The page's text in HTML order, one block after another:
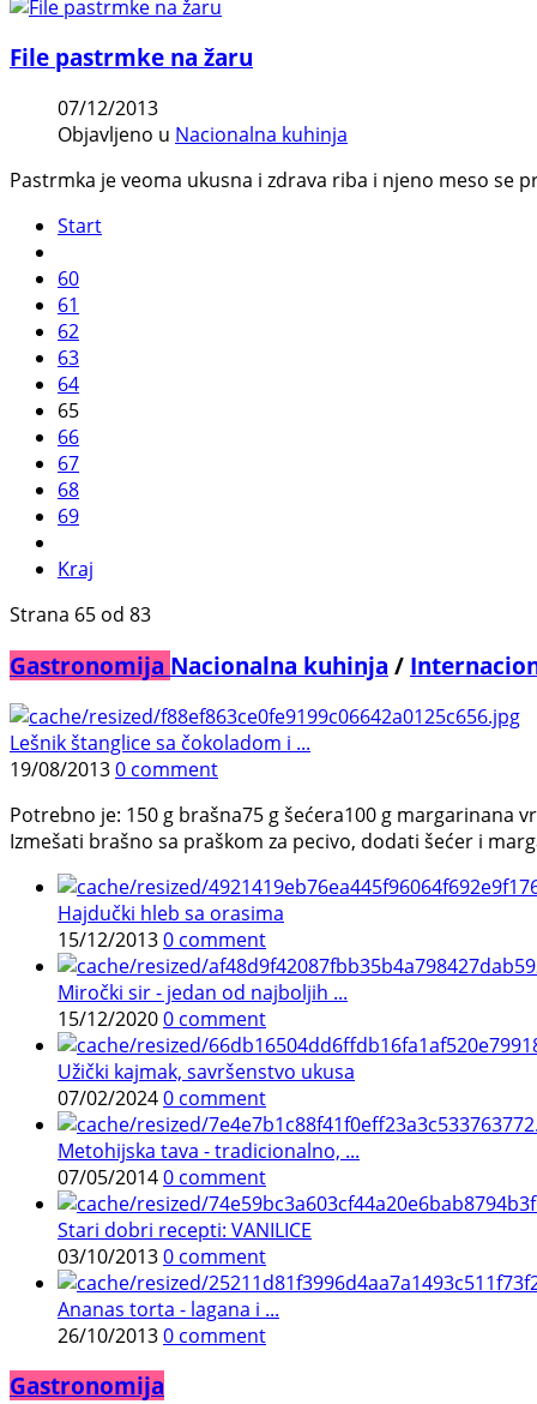
File pastrmke na žaru
07/12/2013
Objavljeno u Nacionalna kuhinja
Pastrmka je veoma ukusna i zdrava riba i njeno meso
Start
60
61
62
63
64
65
66
67
68
69
Kraj
Strana 65 od 83
Gastronomija Nacionalna kuhinja /
Lešnik štanglice sa čokoladom i ...
19/08/20130 comment
Potrebno je: 150 g brašna75 g šećera100 g margarinana
Izmešati brašno sa praškom za pecivo, dodati šećer i
Hajdučki hleb sa orasima
15/12/20130 comment
Miročki sir - jedan od najboljih ...
15/12/20200 comment
Užički kajmak, savršenstvo ukusa
07/02/20240 comment
Metohijska tava - tradicionalno, ...
07/05/20140 comment
Stari dobri recepti: VANILICE
03/10/20130 comment
Ananas torta - lagana i ...
26/10/20130 comment
Gastronomija